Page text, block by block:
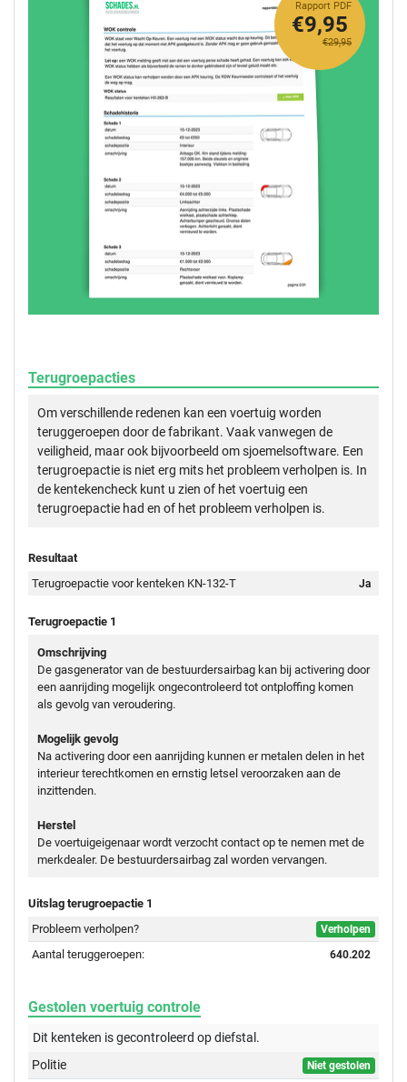
Rapport PDF
€29,95
€9,95
Terugroepacties
Om verschillende redenen kan een voertuig worden
teruggeroepen door de fabrikant. Vaak vanwegen de
veiligheid, maar ook bijvoorbeeld om sjoemelsoftware. Een
terugroepactie is niet erg mits het probleem verholpen is. In
de kentekencheck kunt u zien of het voertuig een
terugroepactie had en of het probleem verholpen is.
Resultaat
Terugroepactie voor kenteken KN-132-T
Ja
Terugroepactie 1
Omschrijving
De gasgenerator van de bestuurdersairbag kan bij activering door
een aanrijding mogelijk ongecontroleerd tot ontploffing komen
als gevolg van veroudering.
Mogelijk gevolg
Na activering door een aanrijding kunnen er metalen delen in het
interieur terechtkomen en ernstig letsel veroorzaken aan de
inzittenden.
Herstel
De voertuigeigenaar wordt verzocht contact op te nemen met de
merkdealer. De bestuurdersairbag zal worden vervangen.
Uitslag terugroepactie 1
Probleem verholpen?
Verholpen
Aantal teruggeroepen: 640.202
Gestolen voertuig controle
Dit kenteken is gecontroleerd opdiefstal.
Politie
Niet gestolen